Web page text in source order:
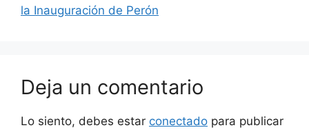
la Inauguración de Perón
Deja un comentario
Lo siento, debes estar conectado para publicar